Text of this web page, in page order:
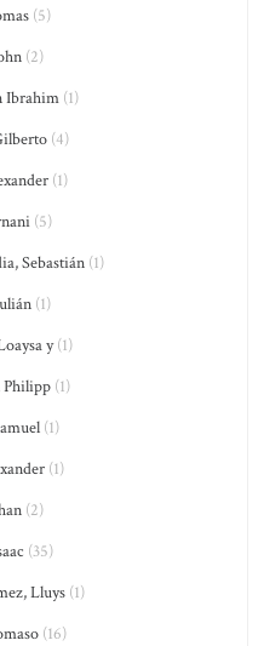
(5)
(2)
Ibrahim (1)
(4)
(1)
(5)
Sebastián(1)
(1)
y(1)
Philipp(1)
(1)
(1)
(2)
(35)
Lluys(1)
(16)